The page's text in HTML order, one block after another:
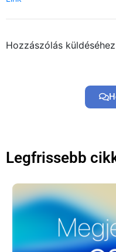
Hozzászólás küldéséhez
Legfrissebb